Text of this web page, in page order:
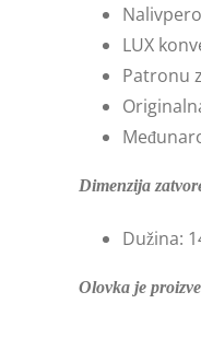
LUX
Patronu
Dimenzija
Dužina:
Olovka je